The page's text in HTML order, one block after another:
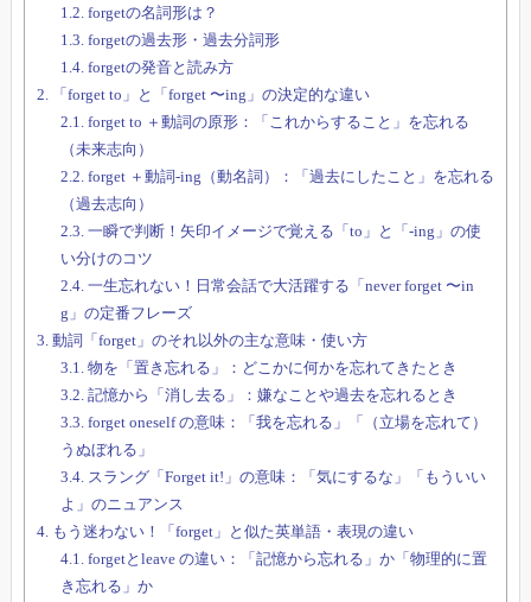
1.2. forgetの名詞形は？
1.3. forgetの過去形・過去分詞形
1.4. forgetの発音と読み方
2.
「forget to」と「forget 〜ing」の決定的な違い
2.1. forget to ＋動詞の原形：「これからすること」を忘れる
（未来志向）
2.2. forget ＋動詞-ing（動名詞）：「過去にしたこと」を忘れる
（過去志向）
2.3. 一瞬で判断！矢印イメージで覚える「to」と「-ing」の使
い分けのコツ
2.4. 一生忘れない！日常会話で大活躍する「never forget 〜in
g」の定番フレーズ
3. 動詞「forget」のそれ以外の主な意味・使い方
3.1. 物を「置き忘れる」：どこかに何かを忘れてきたとき
3.2. 記憶から「消し去る」：嫌なことや過去を忘れるとき
3.3. forget oneself の意味：「我を忘れる」「（立場を忘れて）
うぬぼれる」
3.4. スラング「Forget it!」の意味：「気にするな」「もういい
よ」のニュアンス
4. もう迷わない！「forget」と似た英単語・表現の違い
4.1. forgetとleave の違い：「記憶から忘れる」か「物理的に置
き忘れる」か